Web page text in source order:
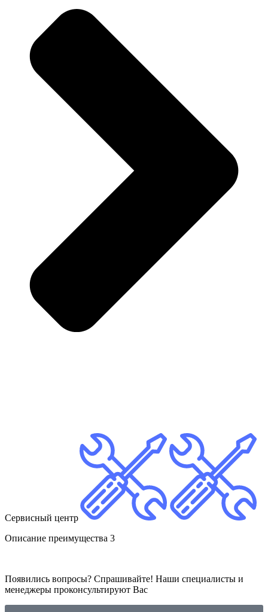
Сервисный центр
Описание преимущества 3
Появились вопросы? Спрашивайте! Наши специалисты и
менеджеры проконсультируют Вас